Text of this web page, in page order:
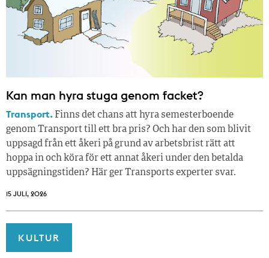
Kan man hyra stuga genom facket?
Transport. Finns det chans att hyra semesterboende
genom Transport till ett bra pris? Och har den som blivit
uppsagd från ett åkeri på grund av arbetsbrist rätt att
hoppa in och köra för ett annat åkeri under den betalda
uppsägningstiden? Här ger Transports experter svar.
15 JULI, 2026
KULTUR